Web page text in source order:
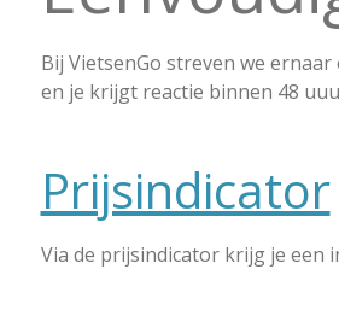
Bij VietsenGo streven we
en je krijgt reactie binnen 48
Prijsindicator
Via de prijsindicator krijg je een